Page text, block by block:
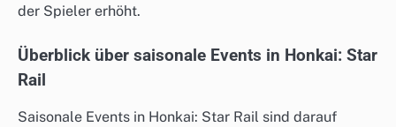
der Spieler erhöht.
Überblick über saisonale Events in Honkai: Star
Rail
Saisonale Events in Honkai: Star Rail sind darauf